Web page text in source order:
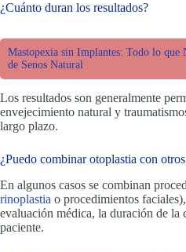
¿Cuánto duran los resultados?
Mastopexia sin Implantes: Todo lo que
de Senos Natural
Los resultados son generalmente
envejecimiento natural y
largo plazo.
¿Puedo combinar otoplastia con
En algunos casos se combinan
rinoplastia o procedimientos
evaluación médica, la duración de la
paciente.